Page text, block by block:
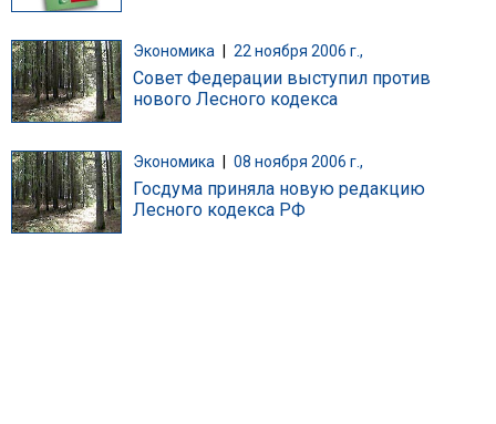
Экономика 22 ноября 2006 г.,
Совет Федерации выступил против
нового Лесного кодекса
Экономика 08 ноября 2006 г.,
Госдума приняла новую редакцию
Лесного кодекса РФ